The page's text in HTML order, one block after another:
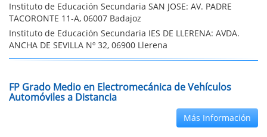
Instituto de Educación Secundaria SAN JOSE: AV. PADRE
TACORONTE 11-A, 06007 Badajoz
Instituto de Educación Secundaria IES DE LLERENA: AVDA.
ANCHA DE SEVILLA Nº 32, 06900 Llerena
FP Grado Medio en Electromecánica de Vehículos
Automóviles a Distancia
Más Información